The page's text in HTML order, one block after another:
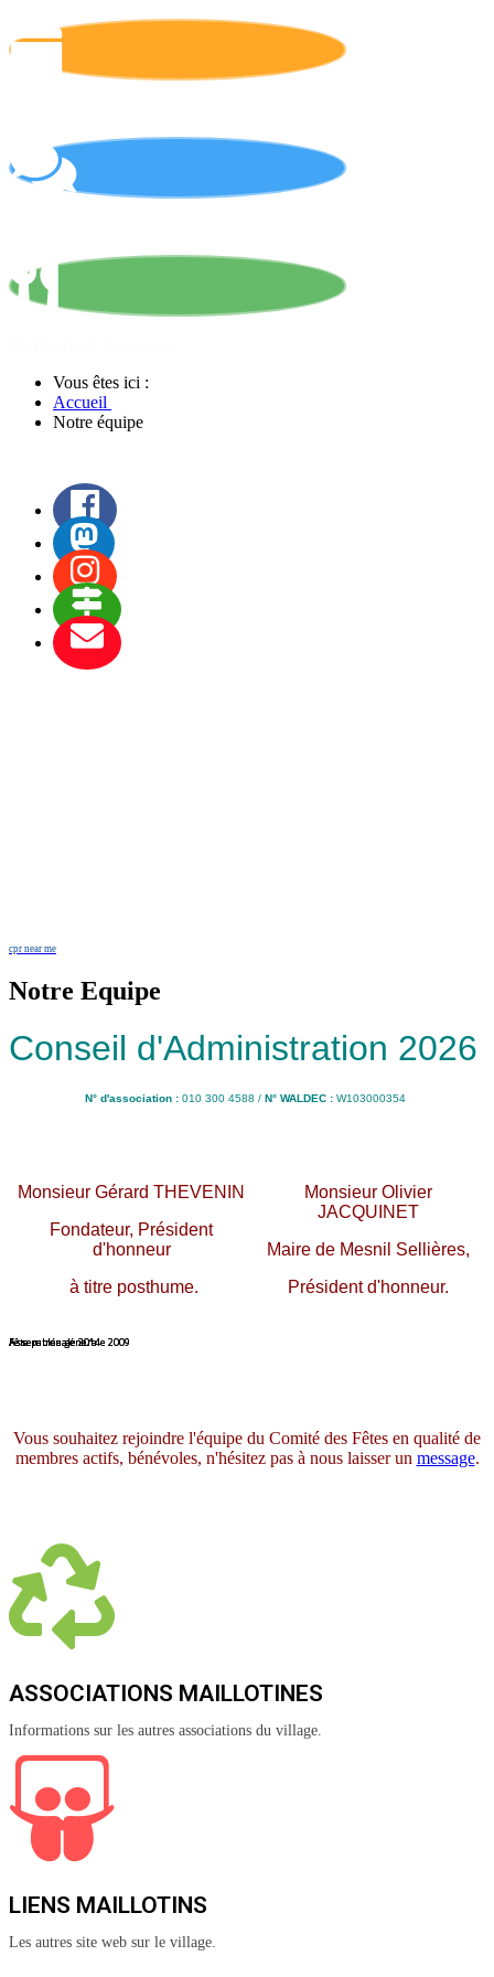
Vous êtes ici :
Accueil
Notre équipe
cpr near me
Notre Equipe
Conseil d'Administration 2026
N° d'association :010 300 4588 / N° WALDEC :W103000354
Monsieur Gérard THEVENIN
Fondateur, Président
d'honneur
à titre posthume.
Monsieur Olivier
JACQUINET
Maire de Mesnil Sellières,
Président d'honneur.
Assemblée génerale 2009
Fête patronale 2014
Assemblée génerale 2009
Fête patronale 2014
Vous souhaitez rejoindre l'équipe du Comité des Fêtes en qualité de
membres actifs, bénévoles, n'hésitez pas à nous laisser un message.
ASSOCIATIONS MAILLOTINES
Informations sur les autres associations du village.
LIENS MAILLOTINS
Les autres site web sur le village.